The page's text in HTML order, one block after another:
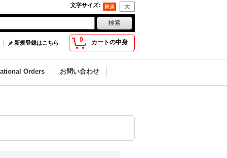
文字サイズ:
0 カートの中身
新規登録はこちら
Orders お問い合わせ